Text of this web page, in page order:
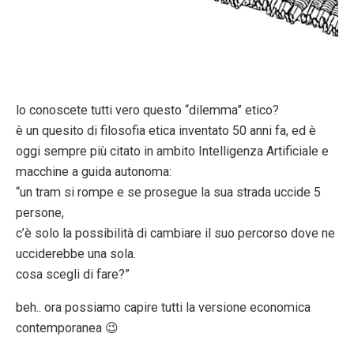
lo conoscete tutti vero questo “dilemma” etico?
è un quesito di filosofia etica inventato 50 anni fa, ed è
oggi sempre più citato in ambito Intelligenza Artificiale e
macchine a guida autonoma:
“un tram si rompe e se prosegue la sua strada uccide 5
persone,
c’è solo la possibilità di cambiare il suo percorso dove ne
ucciderebbe una sola.
cosa scegli di fare?”
beh.. ora possiamo capire tutti la versione economica
contemporanea 😉